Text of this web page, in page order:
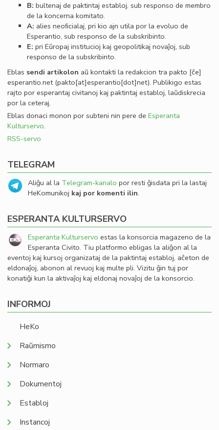
B: bultenaj de paktintaj establoj, sub responso de membro
de la koncerna komitato.
A: alies neoﬁcialaj, pri kio ajn utila por la evoluo de
Esperantio, sub responso de la subskribinto.
E: pri Eŭropaj institucioj kaj geopolitikaj novaĵoj, sub
responso de la subskribinto.
Eblas sendi artikolon aŭ kontakti la redakcion tra pakto [ĉe]
esperantio.net(pakto[at]esperantio[dot]net). Publikigo estas
rajto por esperantaj civitanoj kaj paktintaj establoj, laŭdiskrecia
por la ceteraj.
Eblas donaci monon por subteni nin pere de Esperanta
Kulturservo.
RSS-servo
TELEGRAM
Aliĝu al la Telegram-kanalo por resti ĝisdata pri la lastaj
HeKomunikoj kaj por komenti ilin.
ESPERANTA KULTURSERVO
Esperanta Kulturservo estas la konsorcia magazeno de la
Esperanta Civito. Tiu platformo ebligas la aliĝon al la
eventoj kaj kursoj organizataj de la paktintaj establoj, aĉeton de
eldonaĵoj, abonon al revuoj kaj multe pli. Vizitu ĝin tuj por
konatiĝi kun la aktivaĵoj kaj eldonaj novaĵoj de la konsorcio.
INFORMOJ
HeKo
Raŭmismo
Normaro
Dokumentoj
Establoj
Instancoj